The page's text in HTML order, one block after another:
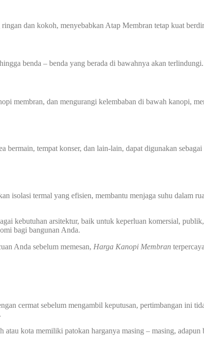
dan kokoh, menyebabkan Atap Membran tetap kuat
benda – benda yang berada di bawahnya akan terlindungi.
membran, dan mengurangi kelembaban di bawah kanopi,
tempat konser, dan lain-lain, dapat digunakan sebagai
isolasi termal yang efisien, membantu menjaga suhu dalam
kebutuhan arsitektur, baik untuk keperluan komersial,
bagi bangunan Anda.
Anda sebelum memesan, Harga Kanopi Membran
cermat sebelum mengambil keputusan, pertimbangan ini
kota memiliki patokan harganya masing – masing, adapun